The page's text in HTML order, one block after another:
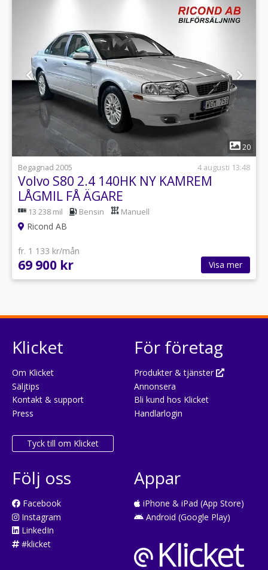
20
Begagnad 2005
4 augusti 13:48
Volvo S80 2.4 140HK NY KAMREM
LÅGMIL FÅ ÄGARE
13 238 mil Bensin Manuell
Ricond AB
fr. 1 133 kr/mån
69 900 kr Visa mer
Klicket
Om Klicket
Säljtips
Kontakt & support
Press
Tyck till om Klicket
För företag
Produkter & tjänster
Annonsera
Bli kund hos Klicket
Handlarlogin
Följ oss
Facebook
Instagram
LinkedIn
#klicket
Appar
iPhone & iPad (App Store)
Android (Google Play)